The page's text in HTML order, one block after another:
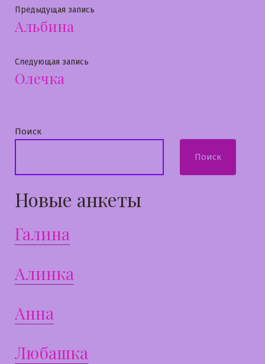
Навигация
по
записям
Предыдущая запись
Альбина
Следующая запись
Олечка
Поиск
Поиск
Новые анкеты
Галина
Алинка
Анна
Любашка